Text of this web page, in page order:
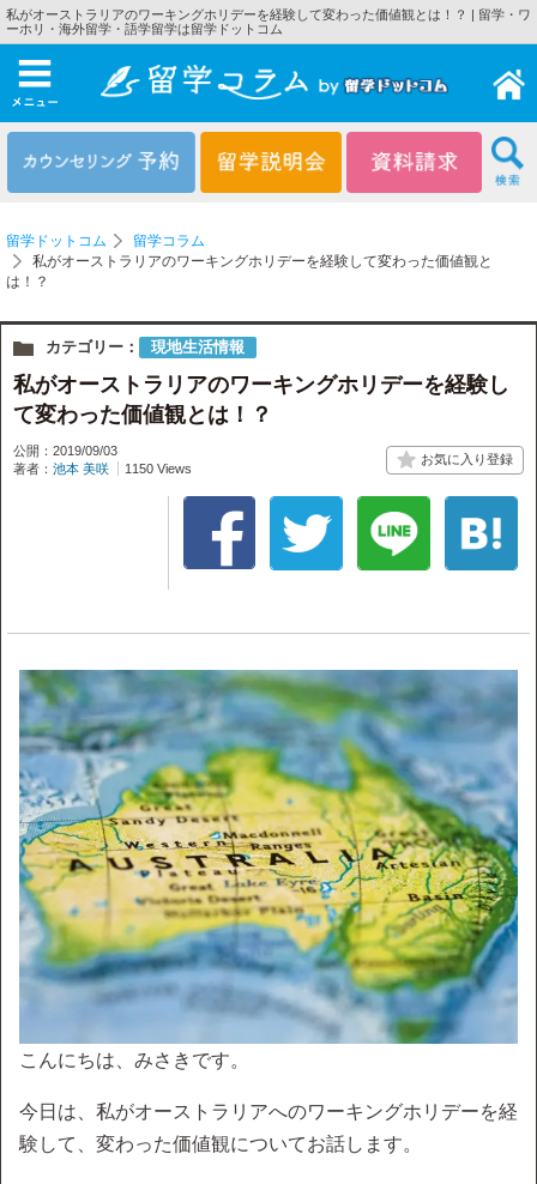
私がオーストラリアのワーキングホリデーを経験して変わった価値観とは！？ | 留学・ワ
ーホリ・海外留学・語学留学は留学ドットコム
メニュー
留学ドットコム
留学コラム
私がオーストラリアのワーキングホリデーを経験して変わった価値観と
は！？
カテゴリー： 現地生活情報
私がオーストラリアのワーキングホリデーを経験し
て変わった価値観とは！？
公開：2019/09/03
著者： 池本 美咲 1150 Views
こんにちは、みさきです。
今日は、私がオーストラリアへのワーキングホリデーを経
験して、変わった価値観についてお話します。